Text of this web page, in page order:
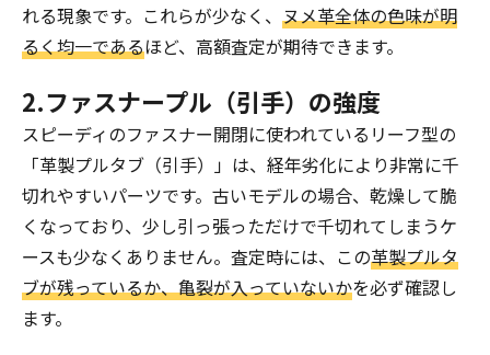
れる現象です。これらが少なく、 ヌメ革全体の色味が明
るく均一であるほど、高額査定が期待できます。
2.ファスナープル（引手）の強度
スピーディのファスナー開閉に使われているリーフ型の
「革製プルタブ（引手）」は、経年劣化により非常に千
切れやすいパーツです。古いモデルの場合、乾燥して脆
くなっており、少し引っ張っただけで千切れてしまうケ
ースも少なくありません。査定時には、この革製プルタ
ブが残っているか、亀裂が入っていないかを必ず確認し
ます。